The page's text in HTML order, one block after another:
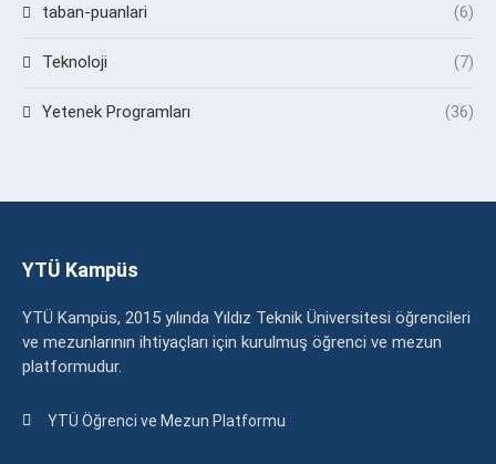
taban-puanlari (6)
Teknoloji (7)
Yetenek Programları (36)
YTÜ Kampüs
YTÜ Kampüs, 2015 yılında Yıldız Teknik Üniversitesi öğrencileri
ve mezunlarının ihtiyaçları için kurulmuş öğrenci ve mezun
platformudur.
YTÜ Öğrenci ve Mezun Platformu